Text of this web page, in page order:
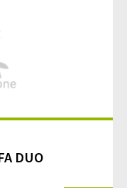
DUO